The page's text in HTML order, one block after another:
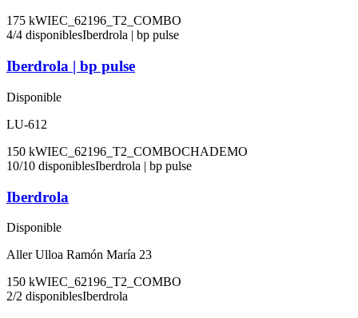
175 kWIEC_62196_T2_COMBO
4/4 disponiblesIberdrola | bp pulse
Iberdrola | bp pulse
Disponible
LU-612
150 kWIEC_62196_T2_COMBOCHADEMO
10/10 disponiblesIberdrola | bp pulse
Iberdrola
Disponible
Aller Ulloa Ramón María 23
150 kWIEC_62196_T2_COMBO
2/2 disponiblesIberdrola